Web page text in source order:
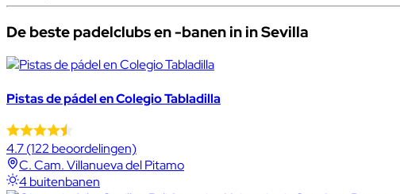
De beste padelclubs en -banen in in Sevilla
Pistas de pádel en Colegio Tabladilla
4.7(122 beoordelingen)
C. Cam. Villanueva del Pitamo
4 buitenbanen